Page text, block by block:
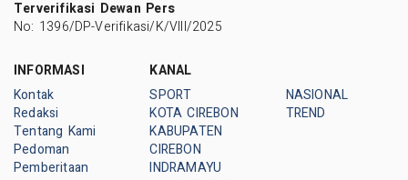
Terverifikasi Dewan Pers
No: 1396/DP-Verifikasi/K/VIII/2025
INFORMASI
Kontak
Redaksi
Tentang Kami
Pedoman
Pemberitaan
KANAL
SPORT
KOTA CIREBON
KABUPATEN
CIREBON
INDRAMAYU
NASIONAL
TREND